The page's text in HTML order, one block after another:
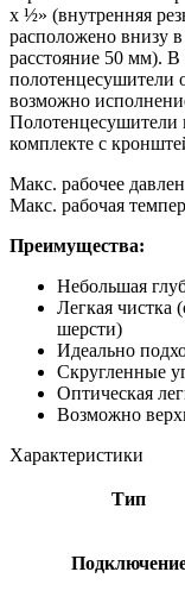
х ½» (внутренняя
расположено внизу
расстояние 50 мм).
полотенцесушители
возможно
Полотенцесушители
комплекте с
Макс. рабочее
Макс. рабочая
Преимущества:
Небольшая
Легкая
шерсти)
Идеально
Скругленные
Оптическая
Возможно
Характеристики
Тип